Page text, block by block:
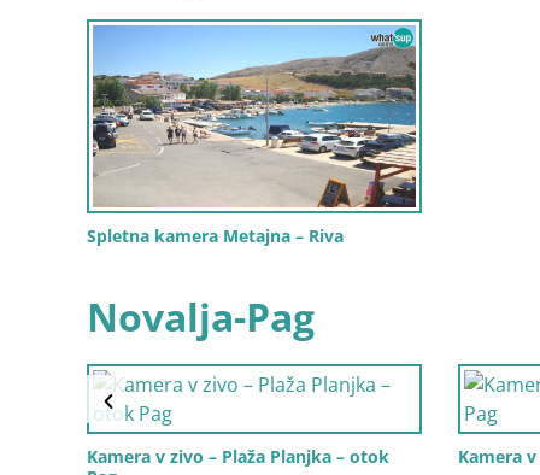
Spletna kamera Metajna – Riva
Novalja-Pag
Kamera v zivo – Plaža Planjka – otok
Kamera